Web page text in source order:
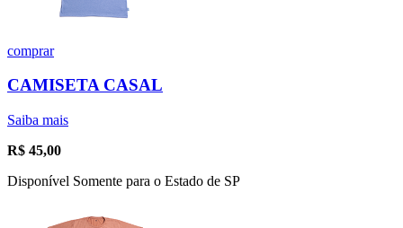
comprar
CAMISETA CASAL
Saiba mais
R$ 45,00
Disponível Somente para o Estado de SP